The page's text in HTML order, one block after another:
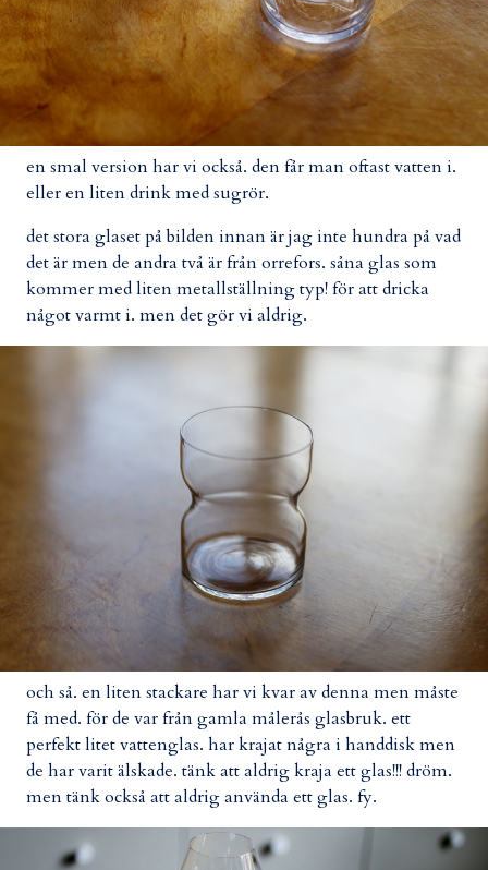
en smal version har vi också. den får man oftast vatten i.
eller en liten drink med sugrör.
det stora glaset på bilden innan är jag inte hundra på vad
det är men de andra två är från orrefors. såna glas som
kommer med liten metallställning typ! för att dricka
något varmt i. men det gör vi aldrig.
och så. en liten stackare har vi kvar av denna men måste
få med. för de var från gamla målerås glasbruk. ett
perfekt litet vattenglas. har krajat några i handdisk men
de har varit älskade. tänk att aldrig kraja ett glas!!! dröm.
men tänk också att aldrig använda ett glas. fy.